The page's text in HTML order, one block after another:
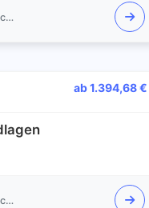
New Elements GmbH / IT-Schulungen.com
ab 1.394,68 €
New Elements GmbH / IT-Schulungen.com